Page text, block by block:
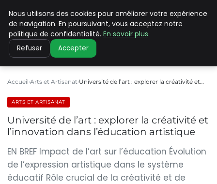
PILAT PATRIMOINES
Accueil Arts et Artisanat Université de l’art : explorer la créativité et…
ARTS ET ARTISANAT
Université de l’art : explorer la créativité et
l’innovation dans l’éducation artistique
EN BREF Impact de l’art sur l’éducation Évolution
de l’expression artistique dans le système
éducatif Rôle crucial de la créativité et de
Nous utilisons des cookies pour améliorer votre expérience
de navigation. En poursuivant, vous acceptez notre
politique de confidentialité. En savoir plus
Refuser Accepter